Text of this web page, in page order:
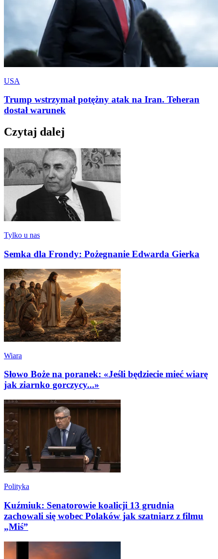
USA
Trump wstrzymał potężny atak na Iran. Teheran
dostał warunek
Czytaj dalej
Tylko u nas
Semka dla Frondy: Pożegnanie Edwarda Gierka
Wiara
Słowo Boże na poranek: «Jeśli będziecie mieć wiarę
jak ziarnko gorczycy...»
Polityka
Kuźmiuk: Senatorowie koalicji 13 grudnia
zachowali się wobec Polaków jak szatniarz z filmu
„Miś”